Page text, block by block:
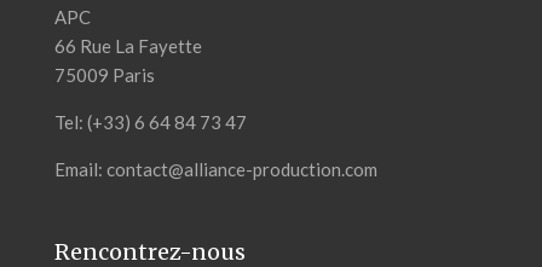
APC
66 Rue La Fayette
75009 Paris
Tel: (+33) 6 64 84 73 47
Email: contact@alliance-production.com
Rencontrez-nous